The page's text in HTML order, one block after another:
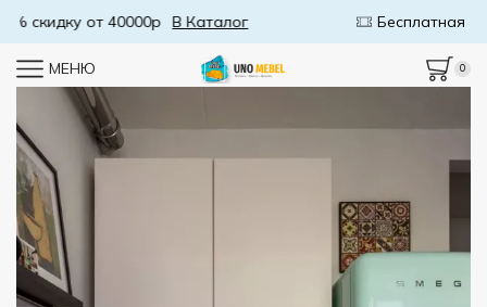
Бесплатная доставка от 50000р В Каталог
МЕНЮ 0